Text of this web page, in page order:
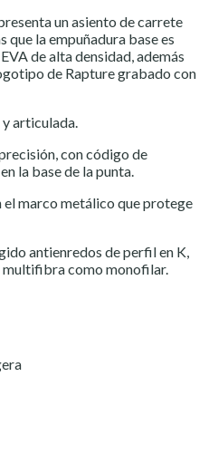
un asiento de carrete
la empuñadura base es
de alta densidad, además
de Rapture grabado con
y articulada.
con código de
la base de la punta.
el marco metálico que protege
antienredos de perfil en K,
como monofilar.